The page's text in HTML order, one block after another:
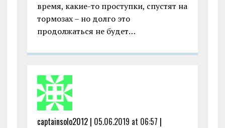
время, какие-то проступки, спустят на
тормозах – но долго это
продолжаться не будет…
captainsolo2012 | 05.06.2019 at 06:57 |